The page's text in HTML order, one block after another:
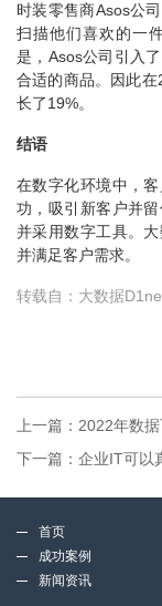
时装零售商Asos公
扫描他们喜欢的一
是，Asos公司引入
合适的商品。因此
长了19%。
结语
在数字化环境中，
功，吸引新客户并
并采用数字工具。
并满足客户需求。
转载自：大数据
上一篇： 2022年数
下一篇： 企业IT可以
首页
成功案例
新闻资讯